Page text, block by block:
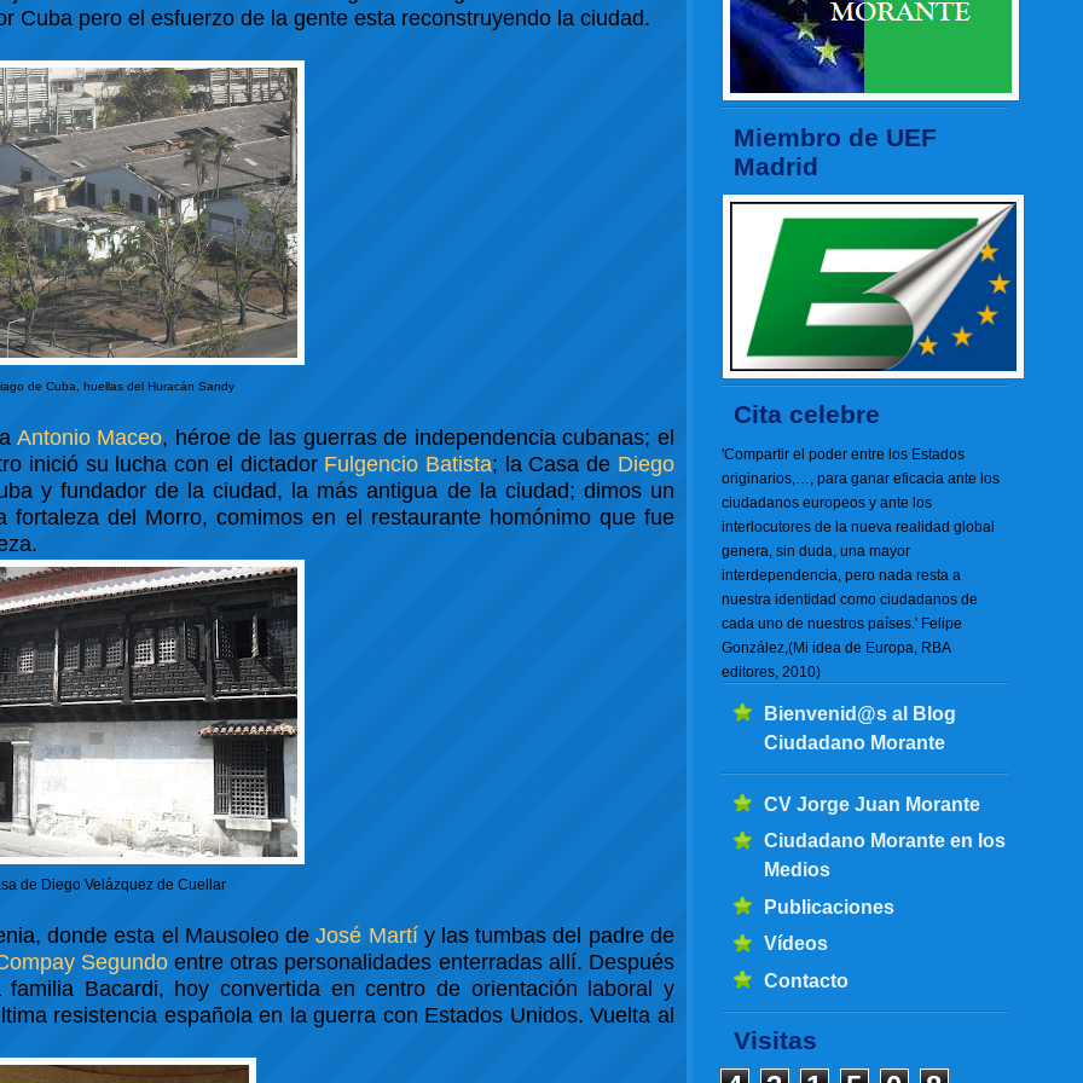
Miembro de UEF
Madrid
Cita celebre
'Compartir el poder entre los Estados
originarios,…, para ganar eficacia ante los
ciudadanos europeos y ante los
interlocutores de la nueva realidad global
genera, sin duda, una mayor
interdependencia, pero nada resta a
nuestra identidad como ciudadanos de
cada uno de nuestros países.' Felipe
González,(Mi idea de Europa, RBA
editores, 2010)
Bienvenid@s al Blog
Ciudadano Morante
CV Jorge Juan Morante
Ciudadano Morante en los
Medios
Publicaciones
Vídeos
Contacto
Visitas
Cuba pero el esfuerzo de la gente esta reconstruyendo la ciudad.
de Cuba, huellas del Huracán Sandy
Antonio Maceo, héroe de las guerras de independencia cubanas; el
inició su lucha con el dictador Fulgencio Batista; la Casa de Diego
y fundador de la ciudad, la más antigua de la ciudad; dimos un
del Morro, comimos en el restaurante homónimo que fue
de Diego Velázquez de Cuellar
donde esta el Mausoleo deJosé Martí y las tumbas del padre de
Segundoentre otras personalidades enterradas allí. Después
Bacardi, hoy convertida en centro de orientación laboral y
resistencia española en la guerra con Estados Unidos. Vuelta al